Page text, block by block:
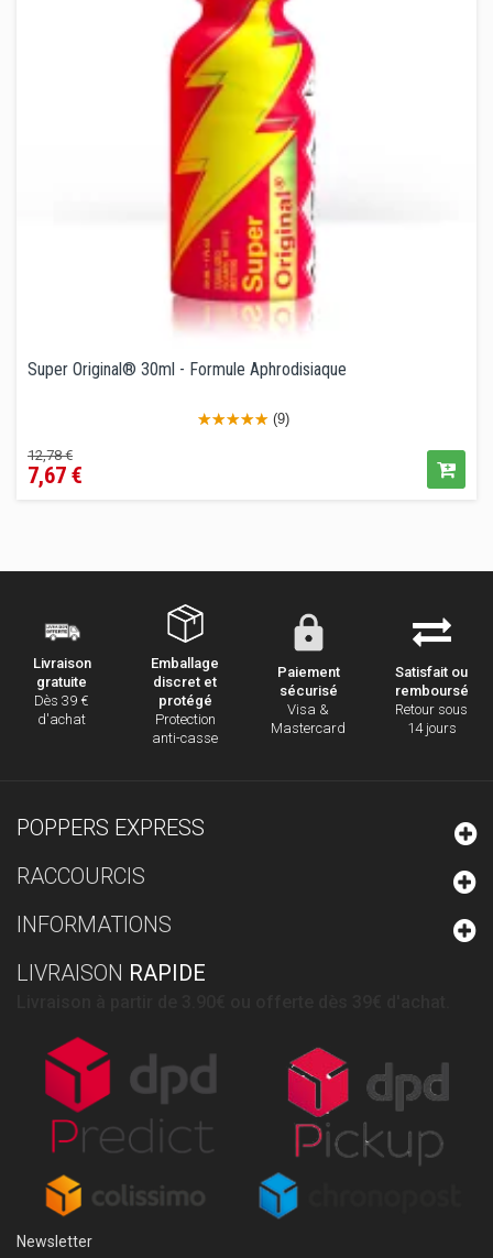
Super Original® 30ml - Formule Aphrodisiaque
(9)
Prix
de
12,78 €Prix
7,67 €
Livraison
gratuite
Dès 39 €
d'achat
Emballage
discret et
protégé
Protection
anti-casse
Paiement
sécurisé
Visa &
Mastercard
Satisfait ou
remboursé
Retour sous
14 jours
POPPERS EXPRESS
RACCOURCIS
INFORMATIONS
LIVRAISON RAPIDE
Newsletter